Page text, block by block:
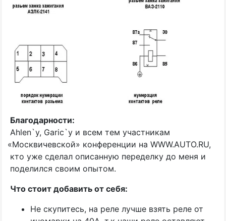
Благодарности:
Ahlen`у, Garic`у и всем тем участникам
«Москвичевской» конференции на WWW.AUTO.RU,
кто уже сделал описанную переделку до меня и
поделился своим опытом.
Что стоит добавить от себя:
Не скупитесь, на реле лучше взять реле от